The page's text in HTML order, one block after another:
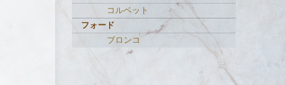
コルベット
フォード
ブロンコ